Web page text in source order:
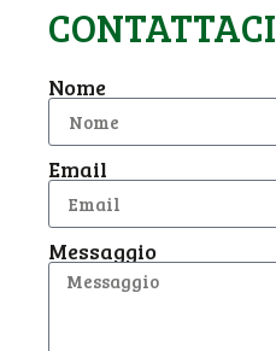
CONTATTACI
Nome
Email
Messaggio